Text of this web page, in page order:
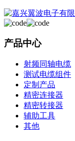
产品中心
射频同轴电缆
测试电缆组件
定制产品
精密连接器
精密转接器
辅助工具
其他